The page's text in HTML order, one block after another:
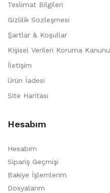
Teslimat Bilgileri
Gizlilik Sözleşmesi
Şartlar & Koşullar
Kişisel Verileri Koruma Kanunu
İletişim
Ürün İadesi
Site Haritası
Hesabım
Hesabım
Sipariş Geçmişi
Bakiye İşlemlerim
Dosyalarım